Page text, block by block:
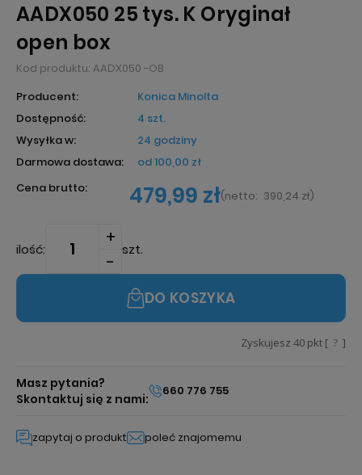
AADX050 25 tys. K Oryginał
open box
Kod produktu: AADX050 -OB
Producent:
Konica Minolta
Dostępność:
4 szt.
Wysyłka w:
24 godziny
Darmowa dostawa:
od 100,00 zł
Cena brutto:
479,99 zł(netto: 390,24 zł)
ilość: szt.
DO KOSZYKA
Zyskujesz 40 pkt [ ? ]
Masz pytania?
Skontaktuj się z nami:
660 776 755
zapytaj o produkt poleć znajomemu